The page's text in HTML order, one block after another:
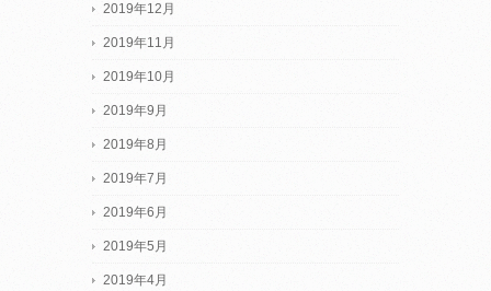
2019年12月
2019年11月
2019年10月
2019年9月
2019年8月
2019年7月
2019年6月
2019年5月
2019年4月